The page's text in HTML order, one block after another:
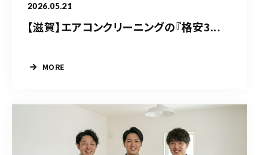
2026.05.21
【滋賀】エアコンクリーニングの『格安3...
MORE